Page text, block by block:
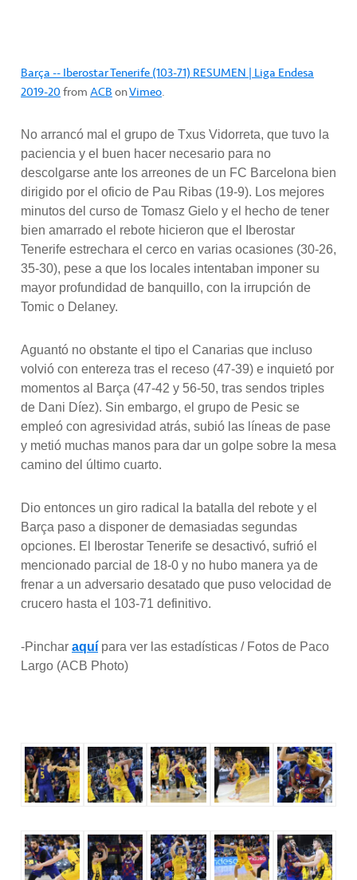
Barça -- Iberostar Tenerife (103-71) RESUMEN | Liga Endesa
2019-20fromACBonVimeo.
No arrancó mal el grupo de Txus Vidorreta, que tuvo la
paciencia y el buen hacer necesario para no
descolgarse ante los arreones de un FC Barcelona bien
dirigido por el oficio de Pau Ribas (19-9). Los mejores
minutos del curso de Tomasz Gielo y el hecho de tener
bien amarrado el rebote hicieron que el Iberostar
Tenerife estrechara el cerco en varias ocasiones (30-26,
35-30), pese a que los locales intentaban imponer su
mayor profundidad de banquillo, con la irrupción de
Tomic o Delaney.
Aguantó no obstante el tipo el Canarias que incluso
volvió con entereza tras el receso (47-39) e inquietó por
momentos al Barça (47-42 y 56-50, tras sendos triples
de Dani Díez). Sin embargo, el grupo de Pesic se
empleó con agresividad atrás, subió las líneas de pase
y metió muchas manos para dar un golpe sobre la mesa
camino del último cuarto.
Dio entonces un giro radical la batalla del rebote y el
Barça paso a disponer de demasiadas segundas
opciones. El Iberostar Tenerife se desactivó, sufrió el
mencionado parcial de 18-0 y no hubo manera ya de
frenar a un adversario desatado que puso velocidad de
crucero hasta el 103-71 definitivo.
-Pinchar aquí para ver las estadísticas / Fotos de Paco
Largo (ACB Photo)